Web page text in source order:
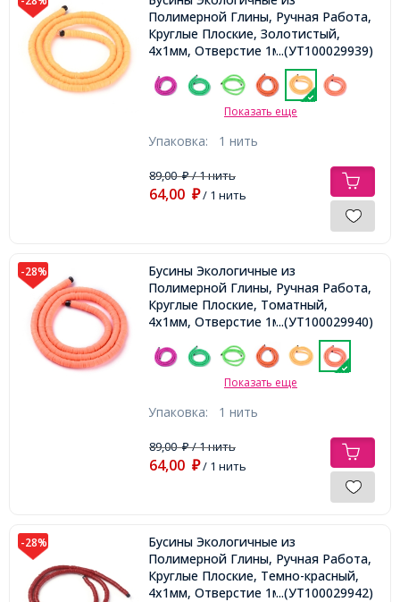
Полимерной Глины, Ручная Работа,
Круглые Плоские, Золотистый,
4х1мм, Отверстие 1мм, Около
...(УТ100029939)
Показать еще
Упаковка: 1 нить
89,00₽/ 1 нить
64,00 ₽/ 1 нить
-28%
Бусины Экологичные из
Полимерной Глины, Ручная Работа,
Круглые Плоские, Томатный,
4х1мм, Отверстие 1мм, Около
...(УТ100029940)
Показать еще
Упаковка: 1 нить
89,00₽/ 1 нить
64,00 ₽/ 1 нить
-28%
Бусины Экологичные из
Полимерной Глины, Ручная Работа,
Круглые Плоские, Темно-красный,
4х1мм, Отверстие 1мм, Около
...(УТ100029942)